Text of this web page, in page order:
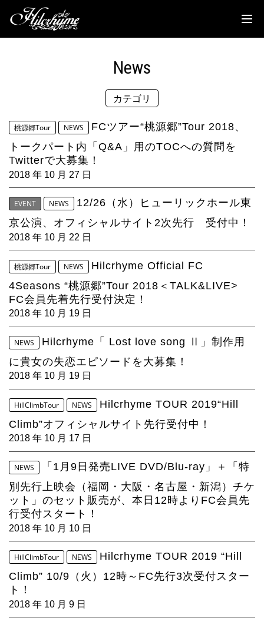
Discography
Biography
Media
Movie
Fanclub
4Seasons
News
カテゴリ
桃源郷Tour NEWS
FCツアー“桃源郷”Tour 2018、
トークパート内「Q&A」用のTOCへの質問を
Twitterで大募集！
2018 年 10 月 27 日
EVENT NEWS
12/26（水）ヒューリックホール東
京公演、オフィシャルサイト2次先行 受付中！
2018 年 10 月 22 日
桃源郷Tour NEWS
Hilcrhyme Official FC
4Seasons “桃源郷”Tour 2018＜TALK&LIVE>
FC会員先着先行受付決定！
2018 年 10 月 19 日
NEWS
Hilcrhyme「 Lost love song Ⅱ」制作用
に貴女の失恋エピソードを大募集！
2018 年 10 月 19 日
HillClimbTour NEWS
Hilcrhyme TOUR 2019“Hill
Climb”オフィシャルサイト先行受付中！
2018 年 10 月 17 日
NEWS
「1月9日発売LIVE DVD/Blu-ray」＋「特
別先行上映会（福岡・大阪・名古屋・新潟）チケ
ット」のセット販売が、本日12時よりFC会員先
行受付スタート！
2018 年 10 月 10 日
HillClimbTour NEWS
Hilcrhyme TOUR 2019 “Hill
Climb” 10/9（火）12時～FC先行3次受付スター
ト！
2018 年 10 月 9 日